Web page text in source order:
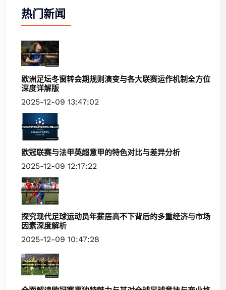
热门新闻
欧洲足坛冬窗转会期规则演变与各大联赛运作机制全方位
深度详解版
2025-12-09 13:47:02
欧冠联赛与法甲英超意甲的特色对比与差异分析
2025-12-09 12:17:22
探究现代足球运动员年薪居高不下背后的多重经济与市场
因素深度解析
2025-12-09 10:47:28